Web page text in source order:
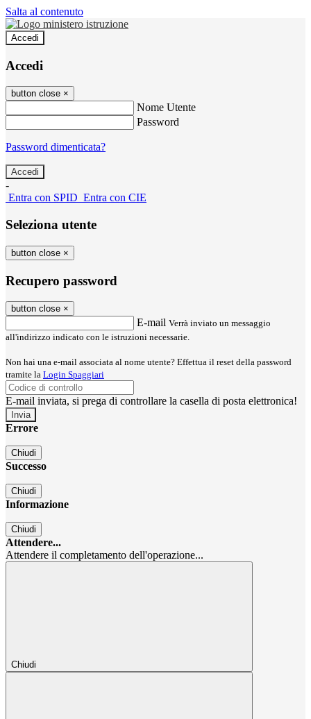
Salta al contenuto
Accedi
Accedi
button close ×
Nome Utente
Password
Password dimenticata?
-
Entra con SPID Entra con CIE
Seleziona utente
button close ×
Recupero password
button close ×
E-mail Verrà inviato un messaggio
all'indirizzo indicato con le istruzioni necessarie.
Non hai una e-mail associata al nome utente? Effettua il reset della password
tramite la Login Spaggiari
E-mail inviata, si prega di controllare la casella di posta elettronica!
Errore
Chiudi
Successo
Chiudi
Informazione
Chiudi
Attendere...
Attendere il completamento dell'operazione...
Chiudi